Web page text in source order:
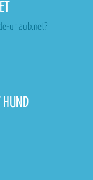
urlaub.net?
HUND